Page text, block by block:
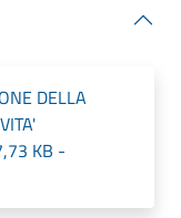
DELLA
KB -